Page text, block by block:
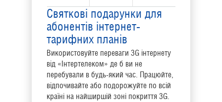
Святкові подарунки для
абонентів інтернет-
тарифних планів
Використовуйте переваги 3G інтернету
від «Інтертелеком» де б ви не
перебували в будь-який час. Працюйте,
відпочивайте або подорожуйте по всій
країні на найширшій зоні покриття 3G.